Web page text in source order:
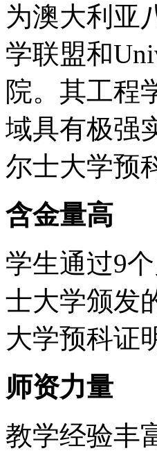
为澳大利亚
学联盟和
院。其工程
域具有极强
尔士大学预
含金量高
学生通过9
士大学颁发
大学预科证
师资力量
教学经验丰